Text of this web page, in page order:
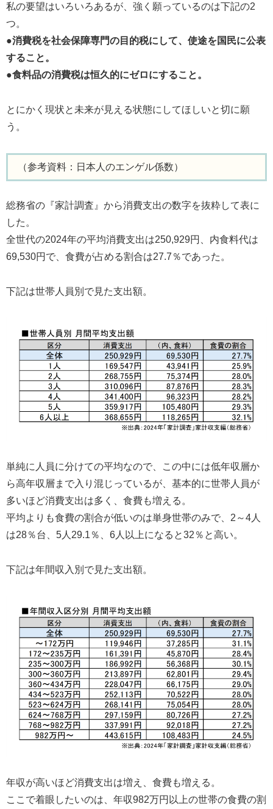
私の要望はいろいろあるが、強く願っているのは下記の2
つ。
●消費税を社会保障専門の目的税にして、使途を国民に公表
すること。
●食料品の消費税は恒久的にゼロにすること。
とにかく現状と未来が見える状態にしてほしいと切に願
う。
（参考資料：日本人のエンゲル係数）
総務省の『家計調査』から消費支出の数字を抜粋して表に
した。
全世代の2024年の平均消費支出は250,929円、内食料代は
69,530円で、食費が占める割合は27.7％であった。
下記は世帯人員別で見た支出額。
単純に人員に分けての平均なので、この中には低年収層か
ら高年収層まで入り混じっているが、基本的に世帯人員が
多いほど消費支出は多く、食費も増える。
平均よりも食費の割合が低いのは単身世帯のみで、2～4人
は28％台、5人29.1％、6人以上になると32％と高い。
下記は年間収入別で見た支出額。
年収が高いほど消費支出は増え、食費も増える。
ここで着眼したいのは、年収982万円以上の世帯の食費の割